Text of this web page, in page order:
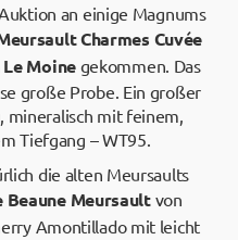
an einige Magnums
Charmes Cuvée
Moinegekommen. Das
große Probe. Ein großer
mineralisch mit feinem,
Tiefgang – WT95.
die alten Meursaults
Beaune Meursaultvon
Amontillado mit leicht